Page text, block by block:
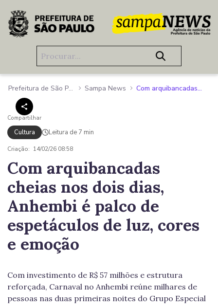
Pular para o Conteúdo principal
Prefeitura de São Paulo Sampa News Com arquibancadas cheias nos dois dias, Anhembi é palco de espetáculos de luz, cores e emoção
Compartilhar
Cultura Leitura de 7 min
Criação: 14/02/26 08:58
Com arquibancadas
cheias nos dois dias,
Anhembi é palco de
espetáculos de luz, cores
e emoção
Com investimento de R$ 57 milhões e estrutura
reforçada, Carnaval no Anhembi reúne milhares de
pessoas nas duas primeiras noites do Grupo Especial